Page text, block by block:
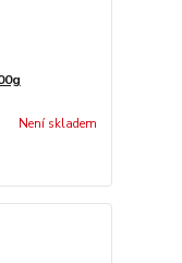
Není skladem